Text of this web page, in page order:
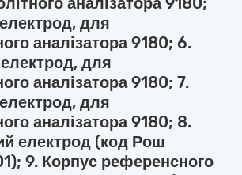
для
аналізатора 9180; 6.
для
аналізатора 9180; 7.
для
аналізатора 9180; 8.
електрод (код Рош
9. Корпус референсного